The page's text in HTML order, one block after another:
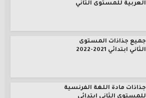
العربية للمستوى الثاني
جميع جذاذات المستوى
الثاني ابتدائي 2021-2022
جذاذات مادة اللغة الفرنسية
للمستوى الثاني ابتدائي